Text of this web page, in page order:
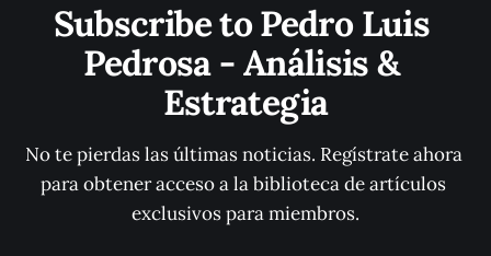
Subscribe to Pedro Luis
Pedrosa - Análisis &
Estrategia
No te pierdas las últimas noticias. Regístrate ahora
para obtener acceso a la biblioteca de artículos
exclusivos para miembros.